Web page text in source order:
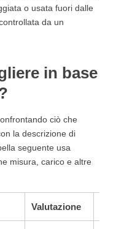
o usata fuori dalle
da un
in base
ciò che
la descrizione di
seguente usa
misura, carico e altre
Valutazione